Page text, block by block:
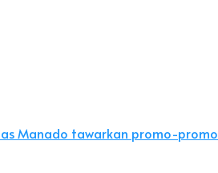
Manado tawarkan promo-